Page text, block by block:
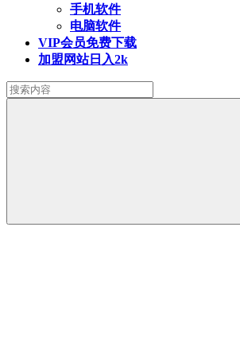
手机软件
电脑软件
VIP会员免费下载
加盟网站日入2k